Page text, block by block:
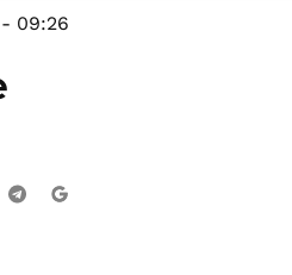
09:26